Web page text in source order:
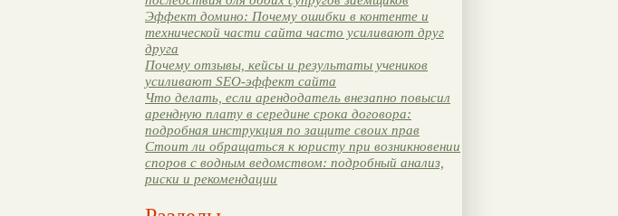
Эффект домино: Почему ошибки в контенте и
технической части сайта часто усиливают друг
друга
Почему отзывы, кейсы и результаты учеников
усиливают SEO-эффект сайта
Что делать, если арендодатель внезапно повысил
арендную плату в середине срока договора:
подробная инструкция по защите своих прав
Стоит ли обращаться к юристу при возникновении
споров с водным ведомством: подробный анализ,
риски и рекомендации